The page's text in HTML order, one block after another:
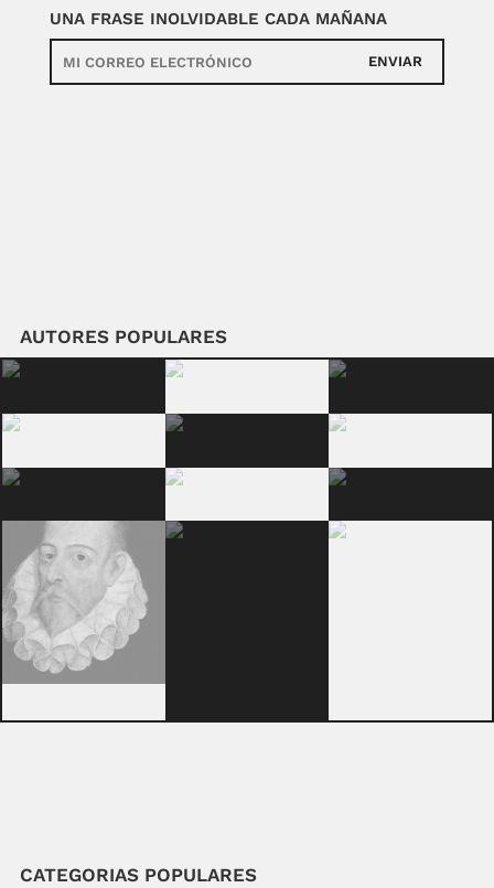
UNA FRASE INOLVIDABLE CADA MAÑANA
ENVIAR
AUTORES POPULARES
CATEGORIAS POPULARES